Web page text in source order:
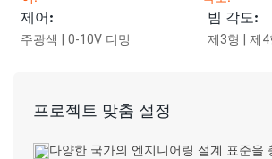
제어:
주광색 | 0-10V 디밍
빔 각도:
제3형 | 제
프로젝트 맞춤 설정
다양한 국가의 엔지니어링 설계 표준을